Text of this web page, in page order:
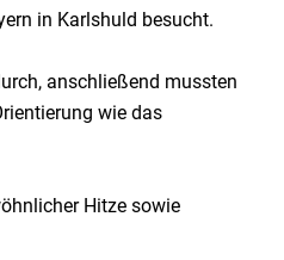
in Karlshuld besucht.
anschließend mussten
wie das
Hitze sowie